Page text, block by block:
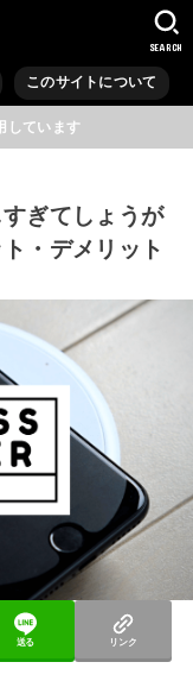
このサイトについて
SEARCH
しています
ぎてしょうが
・デメリット
送る リンク